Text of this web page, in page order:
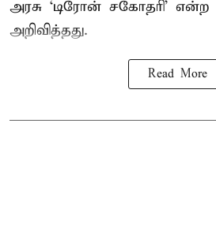
அரசு ‘டிரோன் சகோதரி’
அறிவித்தது.
Read More